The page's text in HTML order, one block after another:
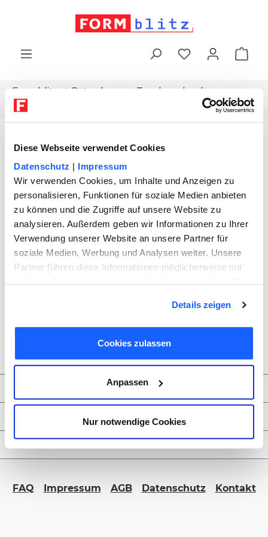
Diese Webseite verwendet Cookies
Datenschutz | Impressum
Wir verwenden Cookies, um Inhalte und Anzeigen zu
personalisieren, Funktionen für soziale Medien anbieten
zu können und die Zugriffe auf unsere Website zu
analysieren. Außerdem geben wir Informationen zu Ihrer
Verwendung unserer Website an unsere Partner für
soziale Medien, Werbung und Analysen weiter. Unsere
Partner führen diese Informationen möglicherweise mit
gesammelt haben. Sie geben Einwilligung zu unseren
Cookies, wenn Sie unsere Webseite weiterhin nutzen.
Details zeigen
Cookies zulassen
Anpassen
Nur notwendige Cookies
Formblitz Ratgeber
Topdownload
Schenkungsvertrag-auto
Zahlungsmöglichkeiten
Service & Kontakt
FORMBLITZ B2B
FAQ Impressum AGB Datenschutz Kontakt